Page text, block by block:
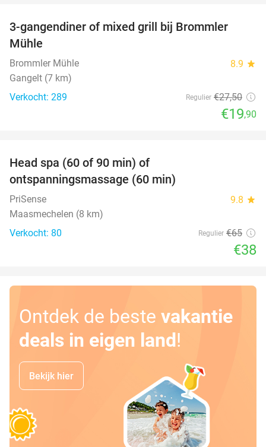
3-gangendiner of mixed grill bij Brommler
Mühle
Brommler Mühle 8.9 star
Gangelt (7 km)
Verkocht: 289
Regulier €27,50
€19,90
Head spa (60 of 90 min) of
ontspanningsmassage (60 min)
PriSense 9.8 star
Maasmechelen (8 km)
Verkocht: 80
Regulier €65
€38
Ontdek de beste vakantie
deals in eigen land!
Bekijk hier